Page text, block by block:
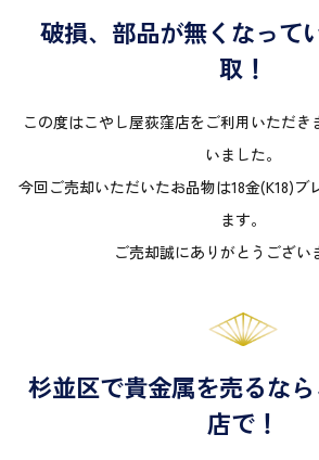
破損、部品が無くなって
取！
この度はこやし屋荻窪店をご利用いただ
いました。
今回ご売却いただいたお品物は18金(K18)ブ
ます。
ご売却誠にありがとうござい
杉並区で貴金属を売るな
店で！